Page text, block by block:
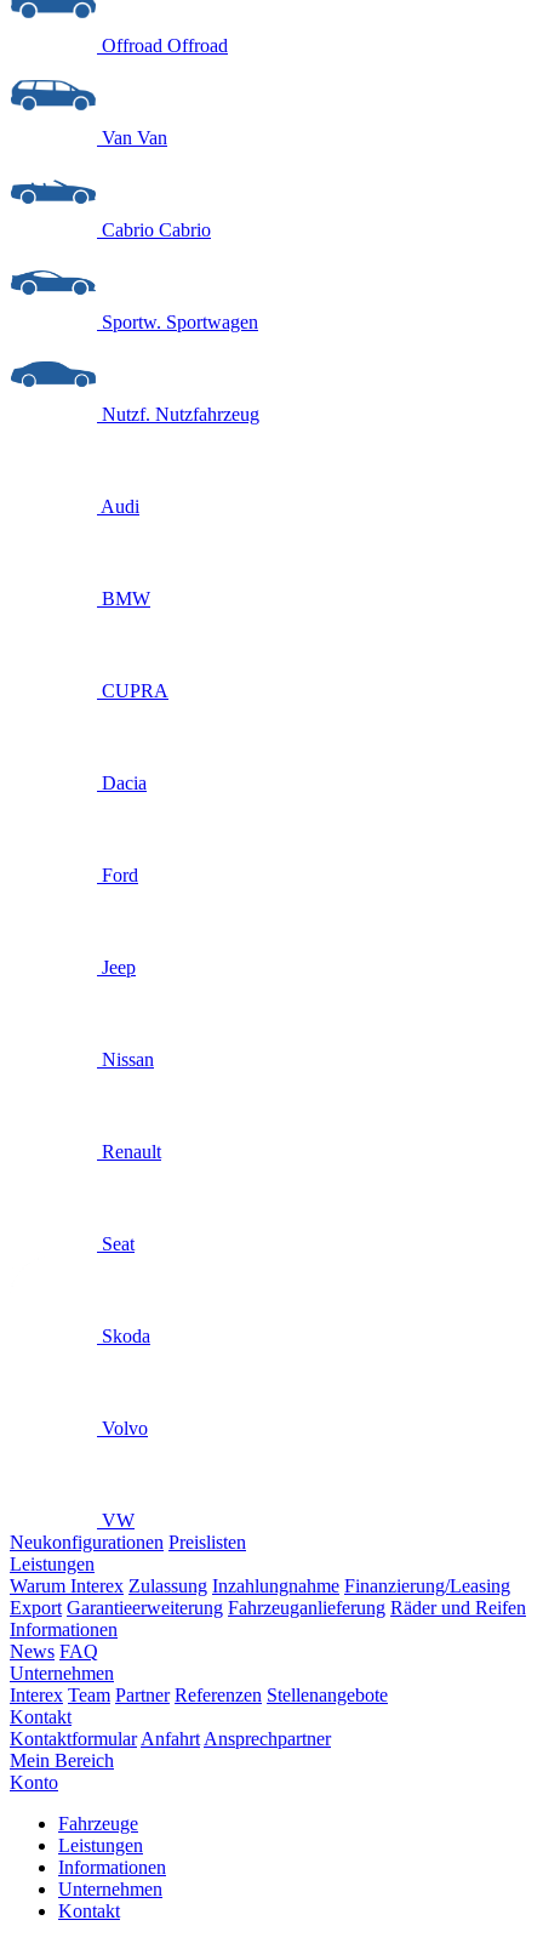
Offroad Offroad
Van Van
Cabrio Cabrio
Sportw. Sportwagen
Nutzf. Nutzfahrzeug
Audi
BMW
CUPRA
Dacia
Ford
Jeep
Nissan
Renault
Seat
Skoda
Volvo
VW
Neukonfigurationen Preislisten
Leistungen
Warum Interex Zulassung Inzahlungnahme Finanzierung/Leasing
Export Garantieerweiterung Fahrzeuganlieferung Räder und Reifen
Informationen
News FAQ
Unternehmen
Interex Team Partner Referenzen Stellenangebote
Kontakt
Kontaktformular Anfahrt Ansprechpartner
Mein Bereich
Konto
Fahrzeuge
Leistungen
Informationen
Unternehmen
Kontakt